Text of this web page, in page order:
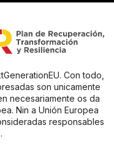
Con todo,
son unicamente
necesariamente os da
Nin a Unión Europea
responsables